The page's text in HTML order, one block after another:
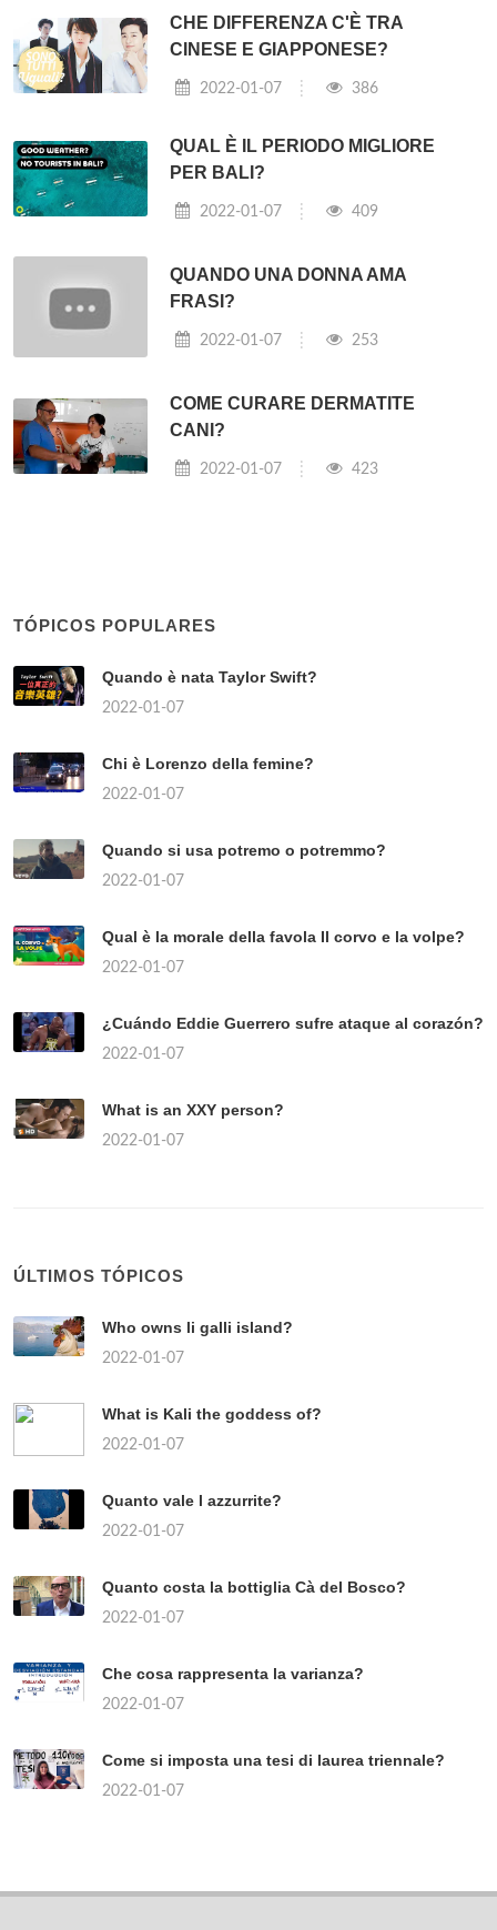
CHE DIFFERENZA C'È TRA
CINESE E GIAPPONESE?
2022-01-07 386
QUAL È IL PERIODO MIGLIORE
PER BALI?
2022-01-07 409
QUANDO UNA DONNA AMA
FRASI?
2022-01-07 253
COME CURARE DERMATITE
CANI?
2022-01-07 423
TÓPICOS POPULARES
Quando è nata Taylor Swift?
2022-01-07
Chi è Lorenzo della femine?
2022-01-07
Quando si usa potremo o potremmo?
2022-01-07
Qual è la morale della favola Il corvo e la volpe?
2022-01-07
¿Cuándo Eddie Guerrero sufre ataque al corazón?
2022-01-07
What is an XXY person?
2022-01-07
ÚLTIMOS TÓPICOS
Who owns li galli island?
2022-01-07
What is Kali the goddess of?
2022-01-07
Quanto vale l azzurrite?
2022-01-07
Quanto costa la bottiglia Cà del Bosco?
2022-01-07
Che cosa rappresenta la varianza?
2022-01-07
Come si imposta una tesi di laurea triennale?
2022-01-07